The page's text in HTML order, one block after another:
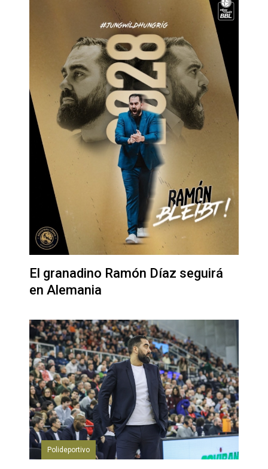
El granadino Ramón Díaz seguirá
en Alemania
Polideportivo